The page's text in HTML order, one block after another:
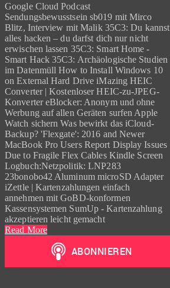
Google Cloud Podcast
Sendungsbewusstsein sb019 mit Mirco
Blitz, Interview mit Malik 35C3: Du kannst
alles hacken – du darfst dich nur nicht
erwischen lassen 35C3: Smart Home -
Smart Hack 35C3: Archäologische Studien
im Datenmüll How to Install Windows 10
on External Hard Drive iMazing HEIC
Converter | Kostenloser HEIC-zu-JPEG-
Konverter eBlocker: Anonym und ohne
Werbung auf allen Geräten surfen Apple
Watch sichern Was bewirkt das iCloud-
Backup? 'Flexgate': 2016 and Newer
MacBook Pro Users Report Display Issues
Due to Fragile Flex Cables Kindle Screen
Logbuch:Netzpolitik: LNP283
23bonobo42 Aluminum microSD Adapter
iZettle | Kartenzahlungen einfach
annehmen mit GoBD-konformen
Kassensystemen SumUp - Kartenzahlung
akzeptieren leicht gemacht
Read More